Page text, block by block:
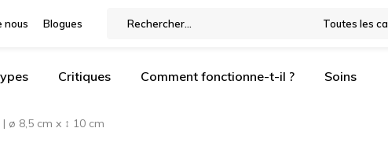
nous Blogues Toutes les
Critiques Comment fonctionne-t-il ? Soins
ø 8,5 cm x ↕ 10 cm